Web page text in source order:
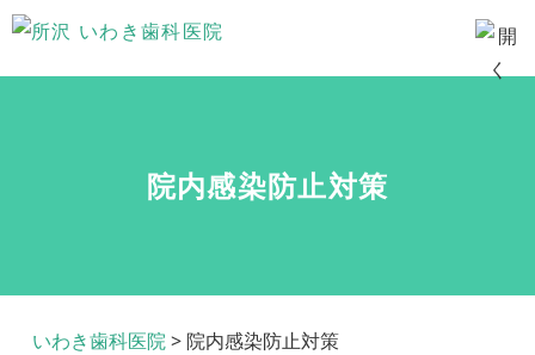
院内感染防止対策
いわき歯科医院>院内感染防止対策